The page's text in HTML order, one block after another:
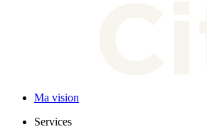
Ma vision
Services